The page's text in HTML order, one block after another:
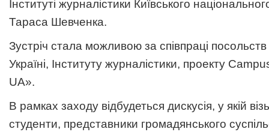
Інституті журналістики Київського
Тараса Шевченка.
Зустріч стала можливою за співпраці
Україні, Інституту журналістики, проекту
UA».
В рамках заходу відбудеться дискусія, у якій
студенти, представники громадянського